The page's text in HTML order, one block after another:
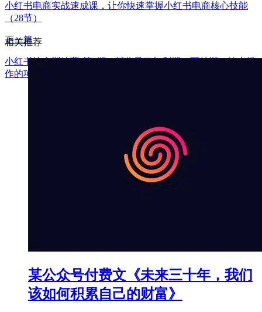
小红书电商实战速成课，让你快速掌握小红书电商核心技能
（28节）
下一篇
小红书达人训练营-第4期：抓住风口红利期，可长期，放大操
作的项目
相关推荐
某公众号付费文《未来三十年，我们
该如何积累自己的财富》